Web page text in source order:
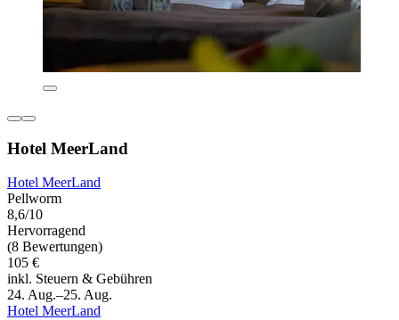
Hotel MeerLand
Hotel MeerLand
Pellworm
8,6/10
Hervorragend
(8 Bewertungen)
105 €
inkl. Steuern & Gebühren
24. Aug.–25. Aug.
Hotel MeerLand